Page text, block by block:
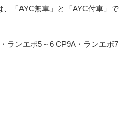
、「AYC無車」と「AYC付車」で
ランエボ5～6 CP9A・ランエボ7